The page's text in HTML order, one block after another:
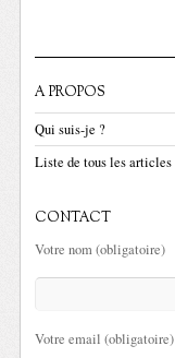
A PROPOS
Qui suis-je ?
Liste de tous les articles
CONTACT
Votre nom (obligatoire)
Votre email (obligatoire)